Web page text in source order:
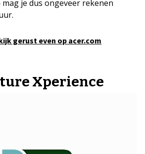
je dus ongeveer rekenen
gerust even op acer.com
Xperience